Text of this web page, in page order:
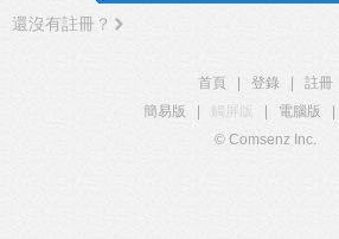
還沒有註冊？
首頁 登錄
註冊
簡易版
觸屏版 電腦版
© Comsenz Inc.